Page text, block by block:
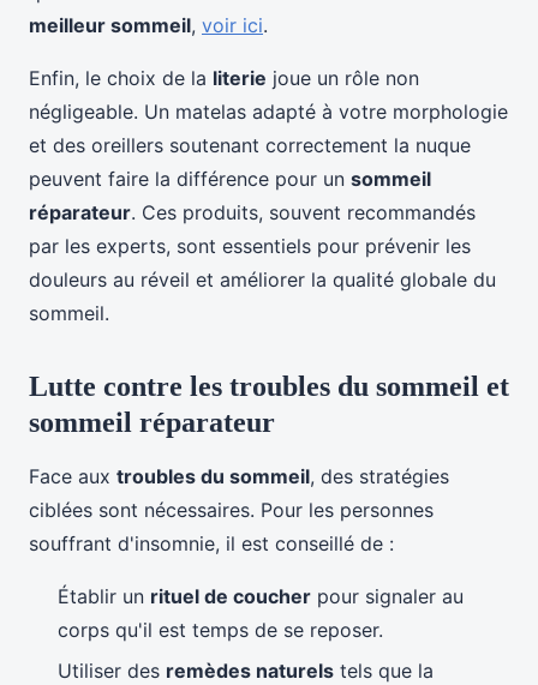
meilleur sommeil, voir ici.
Enfin, le choix de la literie joue un rôle non
négligeable. Un matelas adapté à votre morphologie
et des oreillers soutenant correctement la nuque
peuvent faire la différence pour un sommeil
réparateur. Ces produits, souvent recommandés
par les experts, sont essentiels pour prévenir les
douleurs au réveil et améliorer la qualité globale du
sommeil.
Lutte contre les troubles du sommeil et
sommeil réparateur
Face aux troubles du sommeil, des stratégies
ciblées sont nécessaires. Pour les personnes
souffrant d'insomnie, il est conseillé de :
Établir un rituel de coucher pour signaler au
corps qu'il est temps de se reposer.
Utiliser des remèdes naturels tels que la